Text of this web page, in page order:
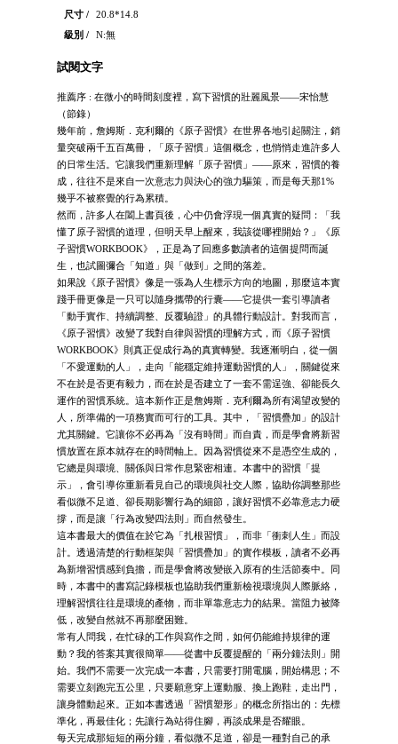
尺寸 /
20.8*14.8
級別 /
N:無
試閱文字
推薦序 : 在微小的時間刻度裡，寫下習慣的壯麗風景——宋怡慧
（節錄）
幾年前，詹姆斯．克利爾的《原子習慣》在世界各地引起關注，銷
量突破兩千五百萬冊，「原子習慣」這個概念，也悄悄走進許多人
的日常生活。它讓我們重新理解「原子習慣」——原來，習慣的養
成，往往不是來自一次意志力與決心的強力驅策，而是每天那1%
幾乎不被察覺的行為累積。
然而，許多人在闔上書頁後，心中仍會浮現一個真實的疑問：「我
懂了原子習慣的道理，但明天早上醒來，我該從哪裡開始？」《原
子習慣WORKBOOK》，正是為了回應多數讀者的這個提問而誕
生，也試圖彌合「知道」與「做到」之間的落差。
如果說《原子習慣》像是一張為人生標示方向的地圖，那麼這本實
踐手冊更像是一只可以隨身攜帶的行囊——它提供一套引導讀者
「動手實作、持續調整、反覆驗證」的具體行動設計。對我而言，
《原子習慣》改變了我對自律與習慣的理解方式，而《原子習慣
WORKBOOK》則真正促成行為的真實轉變。我逐漸明白，從一個
「不愛運動的人」，走向「能穩定維持運動習慣的人」，關鍵從來
不在於是否更有毅力，而在於是否建立了一套不需逞強、卻能長久
運作的習慣系統。這本新作正是詹姆斯．克利爾為所有渴望改變的
人，所準備的一項務實而可行的工具。其中，「習慣疊加」的設計
尤其關鍵。它讓你不必再為「沒有時間」而自責，而是學會將新習
慣放置在原本就存在的時間軸上。因為習慣從來不是憑空生成的，
它總是與環境、關係與日常作息緊密相連。本書中的習慣「提
示」，會引導你重新看見自己的環境與社交人際，協助你調整那些
看似微不足道、卻長期影響行為的細節，讓好習慣不必靠意志力硬
撐，而是讓「行為改變四法則」而自然發生。
這本書最大的價值在於它為「扎根習慣」，而非「衝刺人生」而設
計。透過清楚的行動框架與「習慣疊加」的實作模板，讀者不必再
為新增習慣感到負擔，而是學會將改變嵌入原有的生活節奏中。同
時，本書中的書寫記錄模板也協助我們重新檢視環境與人際脈絡，
理解習慣往往是環境的產物，而非單靠意志力的結果。當阻力被降
低，改變自然就不再那麼困難。
常有人問我，在忙碌的工作與寫作之間，如何仍能維持規律的運
動？我的答案其實很簡單——從書中反覆提醒的「兩分鐘法則」開
始。我們不需要一次完成一本書，只需要打開電腦，開始構思；不
需要立刻跑完五公里，只要願意穿上運動服、換上跑鞋，走出門，
讓身體動起來。正如本書透過「習慣塑形」的概念所指出的：先標
準化，再最佳化；先讓行為站得住腳，再談成果是否耀眼。
每天完成那短短的兩分鐘，看似微不足道，卻是一種對自己的承